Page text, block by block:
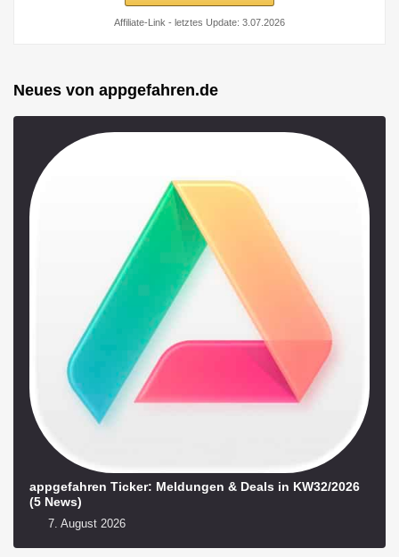
Affiliate-Link - letztes Update: 3.07.2026
Neues von appgefahren.de
appgefahren Ticker: Meldungen & Deals in KW32/2026
(5 News)
7. August 2026